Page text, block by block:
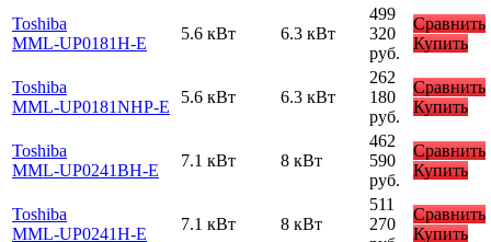
Toshiba
MML-UP0181H-E
5.6 кВт 6.3 кВт
499
320
руб.
Сравнить
Купить
Toshiba
MML-UP0181NHP-E
5.6 кВт 6.3 кВт
262
180
руб.
Сравнить
Купить
Toshiba
MML-UP0241BH-E
7.1 кВт 8 кВт
462
590
руб.
Сравнить
Купить
Toshiba
MML-UP0241H-E
7.1 кВт 8 кВт
511
270
Сравнить
Купить